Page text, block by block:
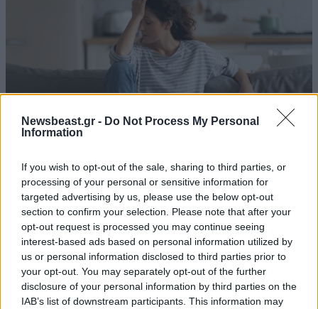
Newsbeast.gr - Do Not Process My Personal
Information
If you wish to opt-out of the sale, sharing to third parties, or
processing of your personal or sensitive information for
targeted advertising by us, please use the below opt-out
section to confirm your selection. Please note that after your
opt-out request is processed you may continue seeing
interest-based ads based on personal information utilized by
us or personal information disclosed to third parties prior to
your opt-out. You may separately opt-out of the further
disclosure of your personal information by third parties on the
IAB’s list of downstream participants. This information may
Είστε συνέχεια κουρασμένοι; Τι μπορεί να
κρύβεται πίσω από την εξάντλησή σας – Αρκεί
μια εξέταση αίματος